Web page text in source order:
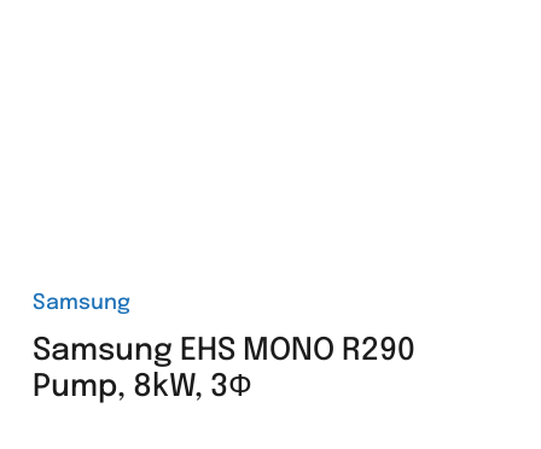
Samsung
Samsung EHS MONO R290
Pump, 8kW, 3Ф